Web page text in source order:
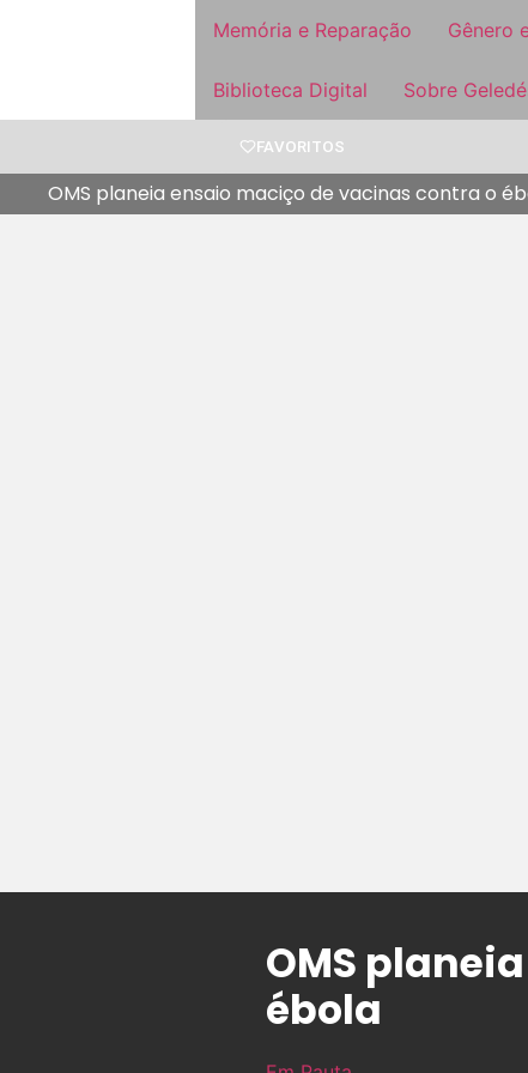
Memória e Reparação Gênero
Biblioteca Digital Sobre
FAVORITOS
OMS planeia ensaio maciço de vacinas contra o
OMS
ébola